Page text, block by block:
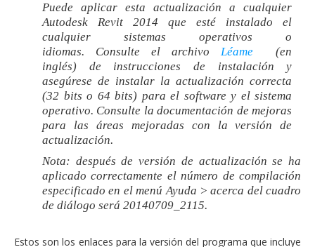
Puede aplicar esta actualización a cualquier
Autodesk Revit 2014 que esté instalado el
cualquier sistemas operativos o
idiomas. Consulte el archivoLéame
(en
inglés) de instrucciones de instalación y
asegúrese de instalar la actualización correcta
(32 bits o 64 bits) para el software y el sistema
operativo. Consulte la documentación de mejoras
para las áreas mejoradas con la versión de
actualización.
Nota: después de versión de actualización se ha
aplicado correctamente el número de compilación
especificado en el menú Ayuda > acerca del cuadro
de diálogo será 20140709_2115.
Estos son los enlaces para la versión del programa que incluye